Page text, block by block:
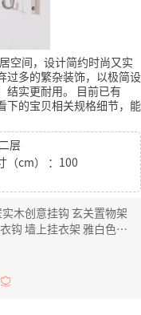
空间，设计简约时尚又实
过多的繁杂装饰，以极简设
实更耐用。
目前已有
下的宝贝相关规格细节，能
层
（cm） ：100
木创意挂钩 玄关置物架
钩 墙上挂衣架 雅白色五